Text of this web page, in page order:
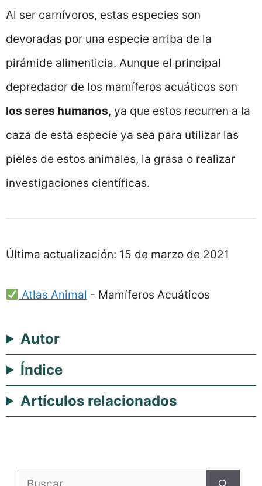
Al ser carnívoros, estas especies son
devoradas por una especie arriba de la
pirámide alimenticia. Aunque el principal
depredador de los mamíferos acuáticos son
los seres humanos, ya que estos recurren a la
caza de esta especie ya sea para utilizar las
pieles de estos animales, la grasa o realizar
investigaciones científicas.
Última actualización: 15 de marzo de 2021
Atlas Animal - Mamíferos Acuáticos
Autor
Índice
Artículos relacionados
Buscar: